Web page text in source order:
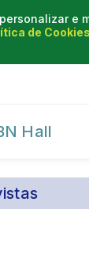
e
de Cookies
Hall